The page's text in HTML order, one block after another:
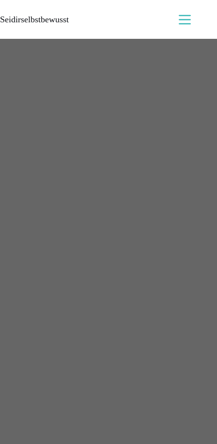
Seidirselbstbewusst